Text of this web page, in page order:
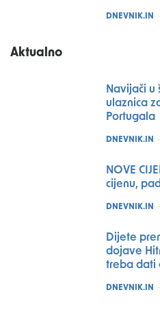
POSTED
DNEVNIK.IN
Aktualno
Navijači u
ulaznica
Portugala
POSTED
DNEVNIK.IN
NOVE
cijenu,
POSTED
DNEVNIK.IN
Dijete
dojave
treba dati
POSTED
DNEVNIK.IN